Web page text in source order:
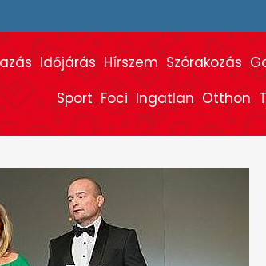
Időjárás Hírszem Szórakozás
Sport Foci Ingatlan Otthon